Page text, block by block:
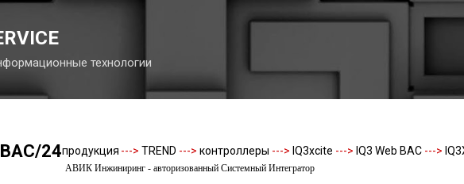
К основному контенту
технологии
24продукция ---> TREND ---> контроллеры ---> IQ3xcite ---> IQ3 Web BAC --->
АВИК Инжиниринг - авторизованный Системный Интегратор